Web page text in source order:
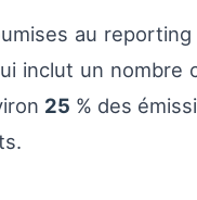
au reporting
inclut un nombre
25 % des